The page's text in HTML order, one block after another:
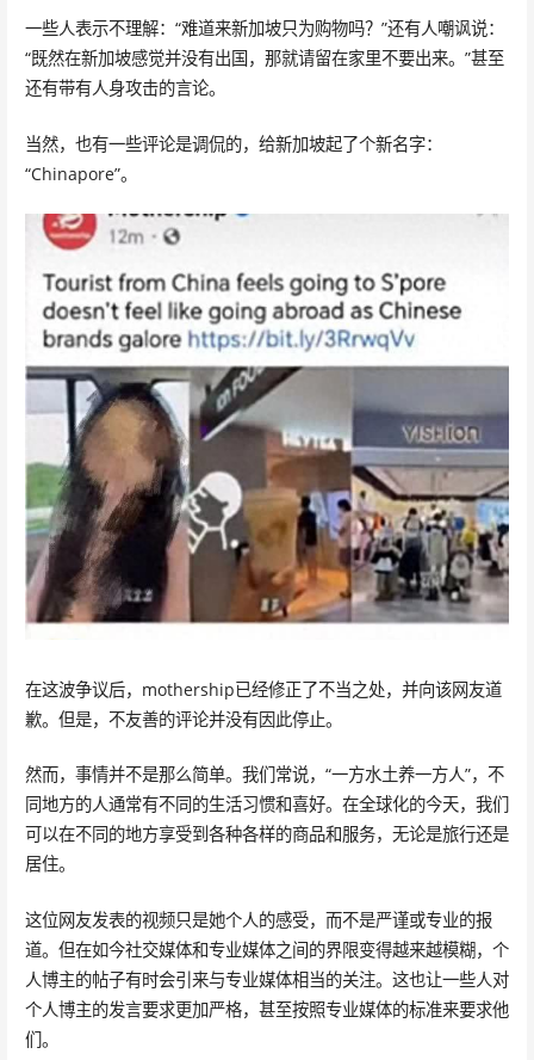
一些人表示不理解：“难道来新加坡只为购物吗？”还有人嘲讽说：
“既然在新加坡感觉并没有出国，那就请留在家里不要出来。”甚至
还有带有人身攻击的言论。
当然，也有一些评论是调侃的，给新加坡起了个新名字：
“Chinapore”。
在这波争议后，mothership已经修正了不当之处，并向该网友道
歉。但是，不友善的评论并没有因此停止。
然而，事情并不是那么简单。我们常说，“一方水土养一方人”，不
同地方的人通常有不同的生活习惯和喜好。在全球化的今天，我们
可以在不同的地方享受到各种各样的商品和服务，无论是旅行还是
居住。
这位网友发表的视频只是她个人的感受，而不是严谨或专业的报
道。但在如今社交媒体和专业媒体之间的界限变得越来越模糊，个
人博主的帖子有时会引来与专业媒体相当的关注。这也让一些人对
个人博主的发言要求更加严格，甚至按照专业媒体的标准来要求他
们。